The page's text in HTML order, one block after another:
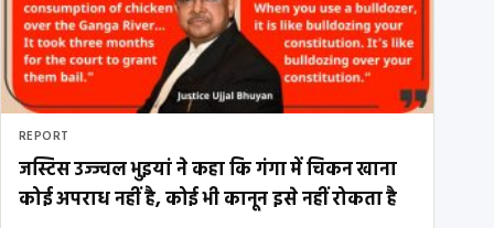
REPORT
जस्टिस उज्ज्वल भुइयां ने कहा कि गंगा में चिकन खाना
कोई अपराध नहीं है, कोई भी कानून इसे नहीं रोकता है